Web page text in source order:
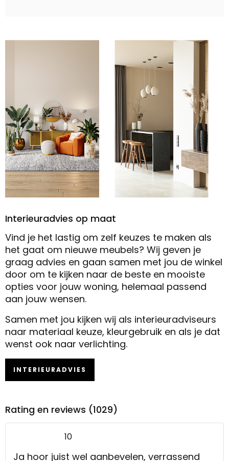
Interieuradvies op maat
Vind je het lastig om zelf keuzes te maken als
het gaat om nieuwe meubels? Wij geven je
graag advies en gaan samen met jou de winkel
door om te kijken naar de beste en mooiste
opties voor jouw woning, helemaal passend
aan jouw wensen.
Samen met jou kijken wij als interieuradviseurs
naar materiaal keuze, kleurgebruik en als je dat
wenst ook naar verlichting.
INTERIEURADVIES
Rating en reviews (1029)
10
Ja hoor juist wel aanbevelen, verrassend